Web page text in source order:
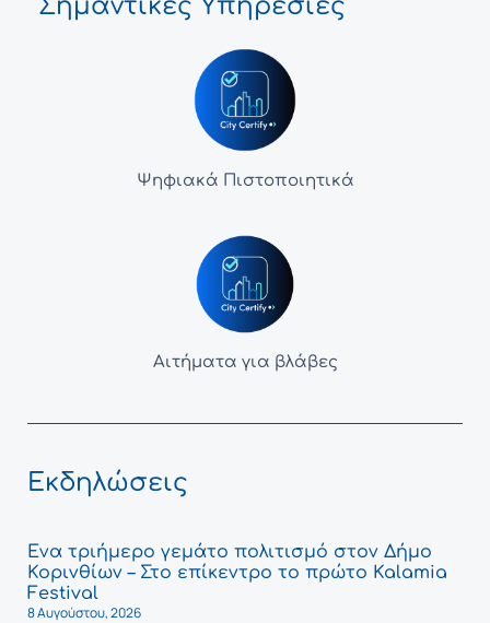
Σημαντικές Υπηρεσίες
Ψηφιακά Πιστοποιητικά
Αιτήματα για βλάβες
Εκδηλώσεις
Ένα τριήμερο γεμάτο πολιτισμό στον Δήμο
Κορινθίων – Στο επίκεντρο το πρώτο Kalamia
Festival
8 Αυγούστου, 2026